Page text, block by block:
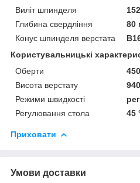
Виліт шпинделя
Глибина свердління
80
Конус шпинделя верстата
Користувальницькі
Оберти
Висота верстату
Режими швидкості
Регулювання стола
45
Приховати
Умови доставки